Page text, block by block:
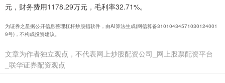
元，财务费用1178.29万元，毛利率32.71%。
为证券之星据公开信息整理杠杆炒股指软件，由AI算法生成(网信算备31010434571030124001
9号)，不构成投资建议。
文章为作者独立观点，不代表网上炒股配资公司_网上股票配资平台
_联华证券配资观点